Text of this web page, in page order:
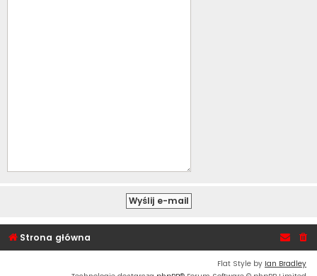
Strona główna
Flat Style by Ian Bradley